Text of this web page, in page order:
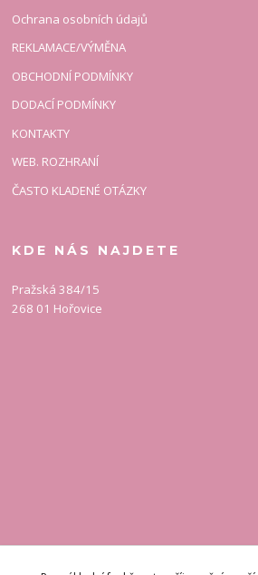
Ochrana osobních údajů
REKLAMACE/VÝMĚNA
OBCHODNÍ PODMÍNKY
DODACÍ PODMÍNKY
KONTAKTY
WEB. ROZHRANÍ
ČASTO KLADENÉ OTÁZKY
KDE NÁS NAJDETE
Pražská 384/15
268 01 Hořovice
KONTAKT